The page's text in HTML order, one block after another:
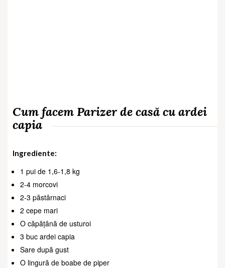
Cum facem Parizer de casă cu ardei
capia
Ingrediente:
1 pui de 1,6-1,8 kg
2-4 morcovi
2-3 păstârnaci
2 cepe mari
O căpățână de usturoi
3 buc ardei capia
Sare după gust
O lingură de boabe de piper